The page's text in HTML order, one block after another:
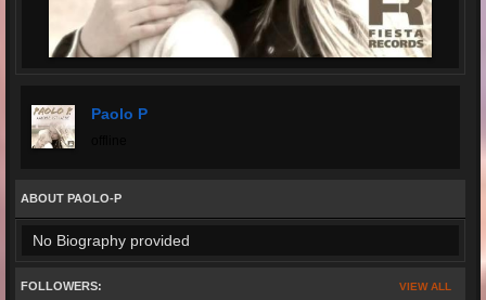
Paolo P
ABOUT PAOLO-P
No Biography provided
VIEW ALL
FOLLOWERS: